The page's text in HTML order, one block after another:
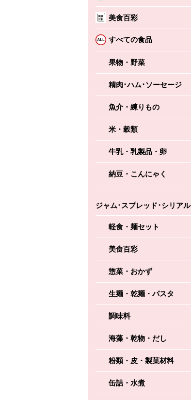
美食百彩
すべての食品
果物・野菜
精肉･ハム･ソーセージ
魚介・練りもの
米・穀類
牛乳・乳製品・卵
納豆・こんにゃく
ジャム･スプレッド･シリアル
軽食・麺セット
美食百彩
惣菜・おかず
生麺・乾麺・パスタ
調味料
海藻・乾物・だし
粉類・皮・製菓材料
缶詰・水煮